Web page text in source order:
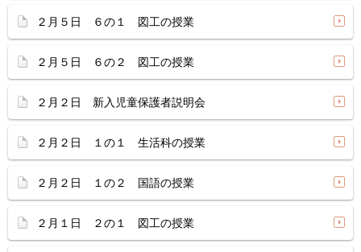
２月５日 ６の１ 図工の授業
２月５日 ６の２ 図工の授業
２月２日 新入児童保護者説明会
２月２日 １の１ 生活科の授業
２月２日 １の２ 国語の授業
２月１日 ２の１ 図工の授業